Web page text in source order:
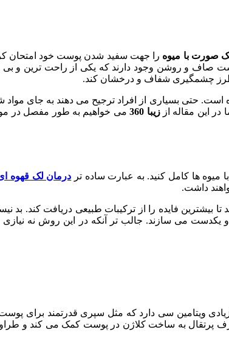
صورت با میوه را جهت سفید شدن پوست خود امتحان
صاف و روشن وجود دارند که یکی از راحت ترین و
طرز چشمگیری شفاف و درخشان کند.
حتی بسیاری از افراد ترجیح می دهند به جای
این مقاله اززیبا 360
می خواهیم به طور مفصل در
ها کامل کنید. به عبارت ساده تر درمان لک قهوه
داشت.
فایده را از ترکیبات طبیعی دریافت کند. بد
می سازند. جالب تر آنکه در این روش نه نیازی
ویتامین سی دارد که مثل سپری قدرتمند برای
پرتقال به ساخت کلاژن در پوست کمک می کند و